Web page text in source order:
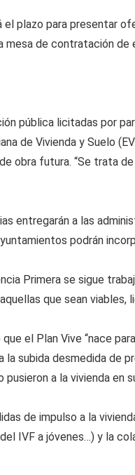
plazo para presentar
mesa de contratación
pública licitadas por
de Vivienda y Suelo
obra futura. “Se trata
entregarán a las
podrán
Primera se sigue
que sean viables,
el Plan Vive “nace
subida desmedida de
a la vivienda en
de impulso a la
IVF a jóvenes…) y la